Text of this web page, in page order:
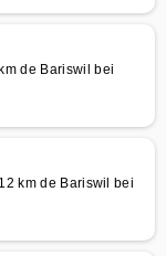
de Bariswil bei
km de Bariswil bei